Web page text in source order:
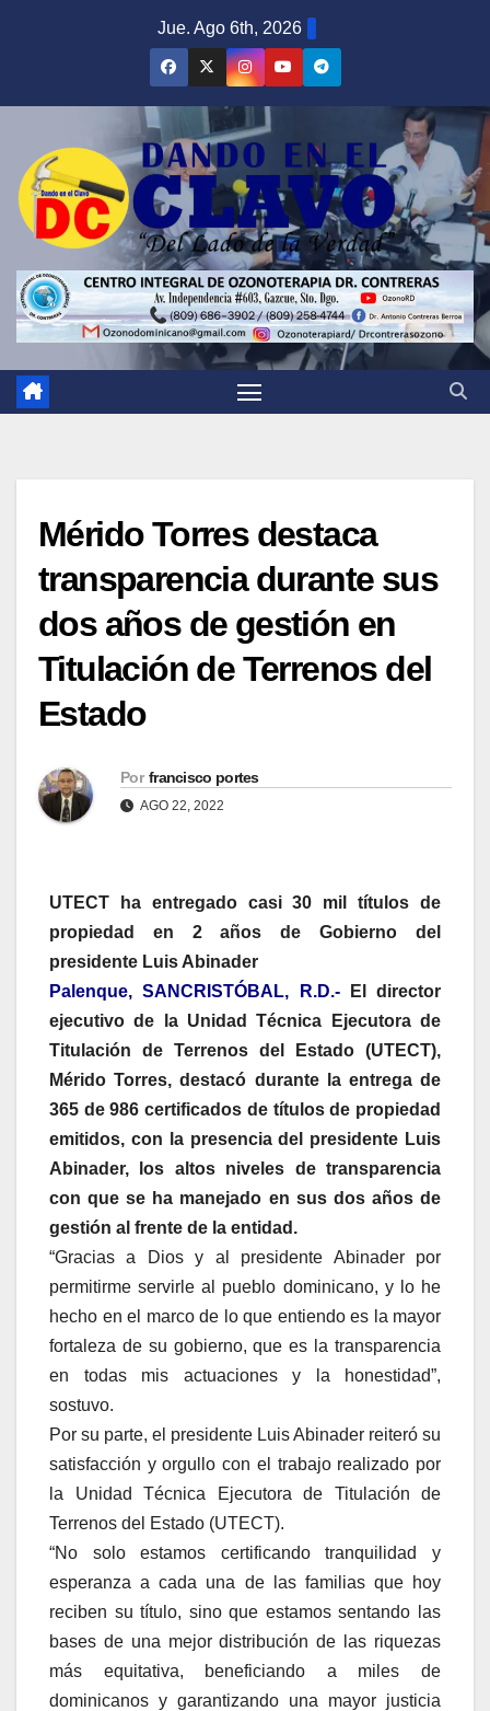
Jue. Ago 6th, 2026
Mérido Torres destaca
transparencia durante sus
dos años de gestión en
Titulación de Terrenos del
Estado
Por francisco portes
AGO 22, 2022
UTECT ha entregado casi 30 mil títulos de
propiedad en 2 años de Gobierno del
presidente Luis Abinader
Palenque, SANCRISTÓBAL, R.D.-
El director
ejecutivo de la Unidad Técnica Ejecutora de
Titulación de Terrenos del Estado (UTECT),
Mérido Torres, destacó durante la entrega de
365 de 986 certificados de títulos de propiedad
emitidos, con la presencia del presidente Luis
Abinader, los altos niveles de transparencia
con que se ha manejado en sus dos años de
gestión al frente de la entidad.
“Gracias a Dios y al presidente Abinader por
permitirme servirle al pueblo dominicano, y lo he
hecho en el marco de lo que entiendo es la mayor
fortaleza de su gobierno, que es la transparencia
en todas mis actuaciones y la honestidad”,
sostuvo.
Por su parte, el presidente Luis Abinader reiteró su
satisfacción y orgullo con el trabajo realizado por
la Unidad Técnica Ejecutora de Titulación de
Terrenos del Estado (UTECT).
“No solo estamos certificando tranquilidad y
esperanza a cada una de las familias que hoy
reciben su título, sino que estamos sentando las
bases de una mejor distribución de las riquezas
más equitativa, beneficiando a miles de
dominicanos y garantizando una mayor justicia